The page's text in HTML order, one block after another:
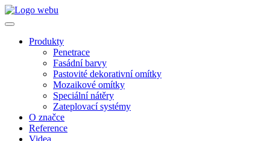
Produkty
Penetrace
Fasádní barvy
Pastovité dekorativní omítky
Mozaikové omítky
Speciální nátěry
Zateplovací systémy
O značce
Reference
Videa